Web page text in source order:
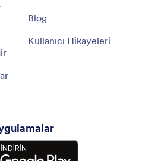
Blog
Kullanıcı Hikayeleri